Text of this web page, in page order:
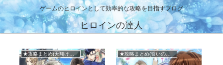
ゲームのヒロインとして効率的な攻略を目指すブログ
ヒロインの達人
★攻略まとめ(誓いのキス) ★攻略まとめ(ミラプリ)